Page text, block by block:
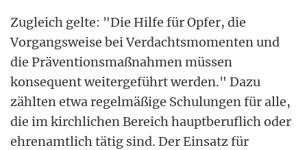
Zugleich gelte: "Die Hilfe für Opfer, die
Vorgangsweise bei Verdachtsmomenten und
die Präventionsmaßnahmen müssen
konsequent weitergeführt werden." Dazu
zählten etwa regelmäßige Schulungen für alle,
die im kirchlichen Bereich hauptberuflich oder
ehrenamtlich tätig sind. Der Einsatz für